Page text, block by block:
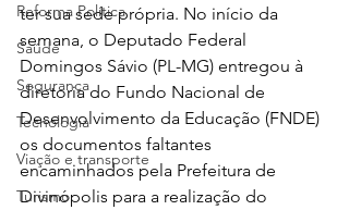
Reforma Política
Saúde
Segurança
Tecnologia
Viação e transporte
Turismo
ter sua sede própria. No início da
semana, o Deputado Federal
Domingos Sávio (PL-MG) entregou à
diretoria do Fundo Nacional de
Desenvolvimento da Educação (FNDE)
os documentos faltantes
encaminhados pela Prefeitura de
Divinópolis para a realização do